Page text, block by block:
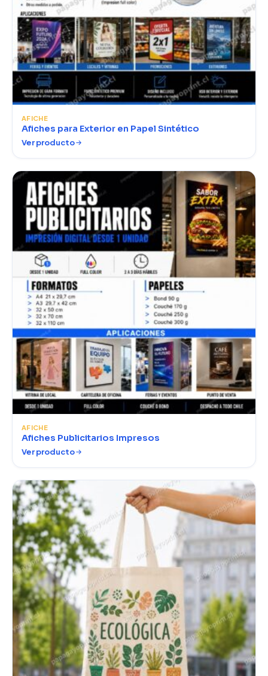
AFICHE
Afiches para Exterior en Papel Sintético
Ver producto
AFICHE
Afiches Publicitarios Impresos
Ver producto